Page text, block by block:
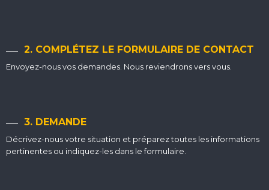
2. COMPLÉTEZ LE FORMULAIRE DE CONTACT
Envoyez-nous vos demandes. Nous reviendrons vers vous.
3. DEMANDE
Décrivez-nous votre situation et préparez toutes les informations
pertinentes ou indiquez-les dans le formulaire.